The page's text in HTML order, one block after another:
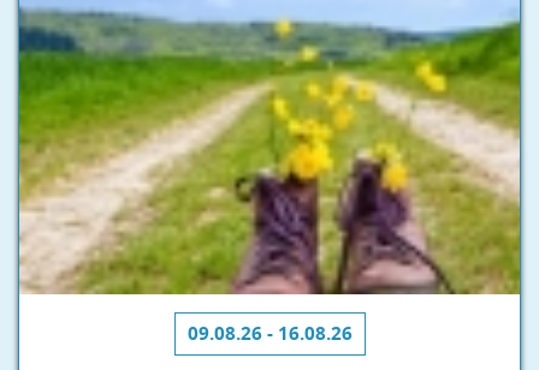
09.08.26 - 16.08.26